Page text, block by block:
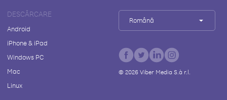
DESCĂRCARE
Android
iPhone & iPad
Windows PC
Mac
Linux
Română
© 2026Viber Media S.à r.l.